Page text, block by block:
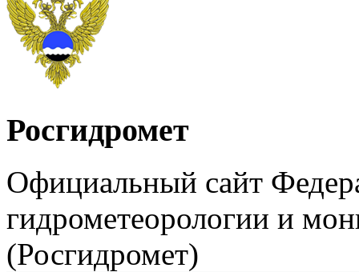
Росгидромет
Официальный сайт
гидрометеорологии и
(Росгидромет)